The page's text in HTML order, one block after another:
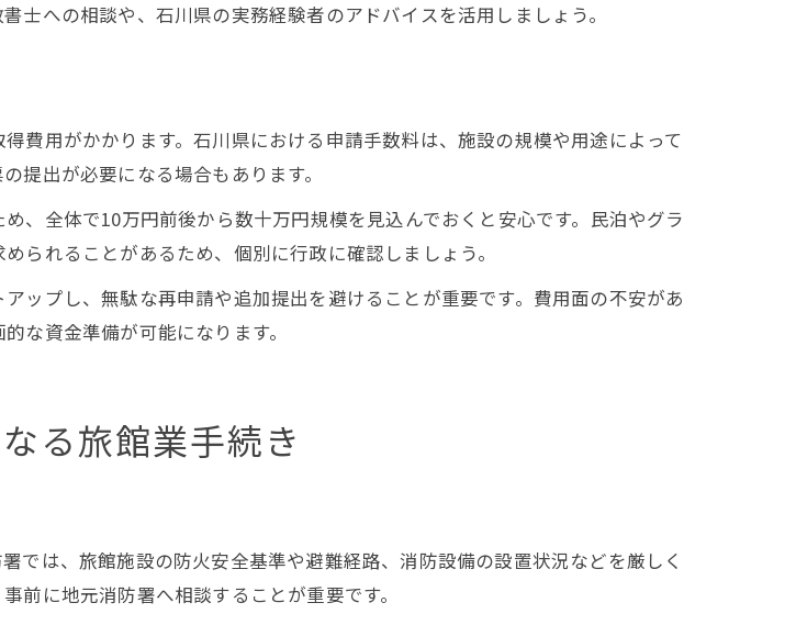
士への相談や、石川県の実務経験者のアドバイスを活用しましょう。
費用がかかります。石川県における申請手数料は、施設の規模や用途によって
提出が必要になる場合もあります。
、全体で10万円前後から数十万円規模を見込んでおくと安心です。民泊やグラ
られることがあるため、個別に行政に確認しましょう。
ップし、無駄な再申請や追加提出を避けることが重要です。費用面の不安があ
な資金準備が可能になります。
る旅館業手続き
では、旅館施設の防火安全基準や避難経路、消防設備の設置状況などを厳しく
前に地元消防署へ相談することが重要です。